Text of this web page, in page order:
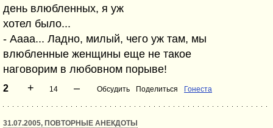
день влюбленных, я уж
хотел было...
- Аааа... Ладно, милый, чего уж там, мы
влюбленные женщины еще не такое
наговорим в любовном порыве!
2 + 14 – Обсудить Поделиться Гонеста
31.07.2005, ПОВТОРНЫЕ АНЕКДОТЫ